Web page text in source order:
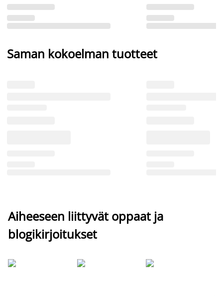
Saman kokoelman tuotteet
Aiheeseen liittyvät oppaat ja
blogikirjoitukset